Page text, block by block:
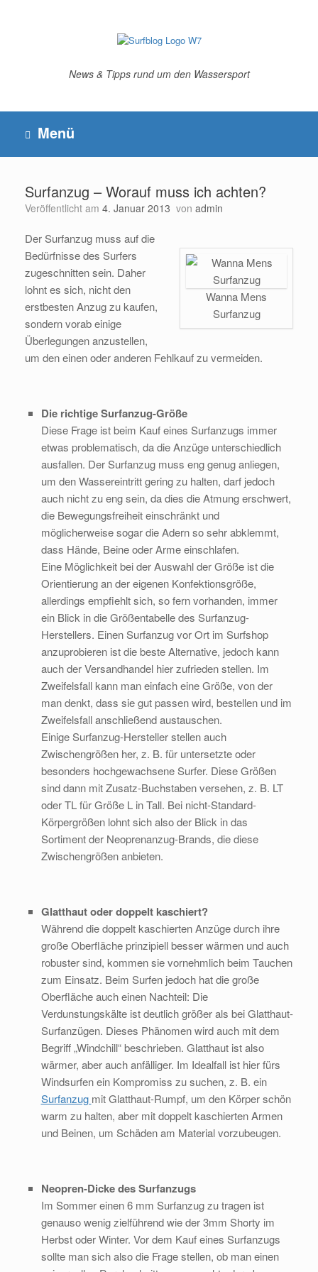
News & Tipps rund um den Wassersport
Menü
Surfanzug – Worauf muss ich achten?
Veröffentlicht am 4. Januar 2013 von admin
Wanna Mens
Surfanzug
Der Surfanzug muss auf die
Bedürfnisse des Surfers
zugeschnitten sein. Daher
lohnt es sich, nicht den
erstbesten Anzug zu kaufen,
sondern vorab einige
Überlegungen anzustellen,
um den einen oder anderen Fehlkauf zu vermeiden.
Die richtige Surfanzug-Größe
Diese Frage ist beim Kauf eines Surfanzugs immer
etwas problematisch, da die Anzüge unterschiedlich
ausfallen. Der Surfanzug muss eng genug anliegen,
um den Wassereintritt gering zu halten, darf jedoch
auch nicht zu eng sein, da dies die Atmung erschwert,
die Bewegungsfreiheit einschränkt und
möglicherweise sogar die Adern so sehr abklemmt,
dass Hände, Beine oder Arme einschlafen.
Eine Möglichkeit bei der Auswahl der Größe ist die
Orientierung an der eigenen Konfektionsgröße,
allerdings empfiehlt sich, so fern vorhanden, immer
ein Blick in die Größentabelle des Surfanzug-
Herstellers. Einen Surfanzug vor Ort im Surfshop
anzuprobieren ist die beste Alternative, jedoch kann
auch der Versandhandel hier zufrieden stellen. Im
Zweifelsfall kann man einfach eine Größe, von der
man denkt, dass sie gut passen wird, bestellen und im
Zweifelsfall anschließend austauschen.
Einige Surfanzug-Hersteller stellen auch
Zwischengrößen her, z. B. für untersetzte oder
besonders hochgewachsene Surfer. Diese Größen
sind dann mit Zusatz-Buchstaben versehen, z. B. LT
oder TL für Größe L in Tall. Bei nicht-Standard-
Körpergrößen lohnt sich also der Blick in das
Sortiment der Neoprenanzug-Brands, die diese
Zwischengrößen anbieten.
Glatthaut oder doppelt kaschiert?
Während die doppelt kaschierten Anzüge durch ihre
große Oberfläche prinzipiell besser wärmen und auch
robuster sind, kommen sie vornehmlich beim Tauchen
zum Einsatz. Beim Surfen jedoch hat die große
Oberfläche auch einen Nachteil: Die
Verdunstungskälte ist deutlich größer als bei Glatthaut-
Surfanzügen. Dieses Phänomen wird auch mit dem
Begriff „Windchill“ beschrieben. Glatthaut ist also
wärmer, aber auch anfälliger. Im Idealfall ist hier fürs
Windsurfen ein Kompromiss zu suchen, z. B. ein
Surfanzug mit Glatthaut-Rumpf, um den Körper schön
warm zu halten, aber mit doppelt kaschierten Armen
und Beinen, um Schäden am Material vorzubeugen.
Neopren-Dicke des Surfanzugs
Im Sommer einen 6 mm Surfanzug zu tragen ist
genauso wenig zielführend wie der 3mm Shorty im
Herbst oder Winter. Vor dem Kauf eines Surfanzugs
sollte man sich also die Frage stellen, ob man einen